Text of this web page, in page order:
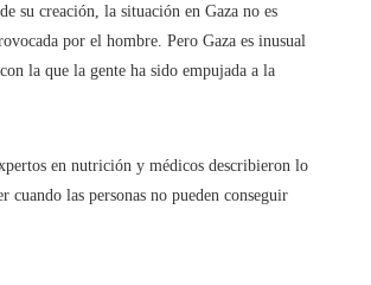
su creación, la situación en Gaza no es
por el hombre. Pero Gaza es inusual
la que la gente ha sido empujada a la
en nutrición y médicos describieron lo
cuando las personas no pueden conseguir